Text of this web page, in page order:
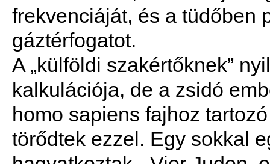
frekvenciáját, és a tüdőben
gáztérfogatot.
A „külföldi szakértőknek”
kalkulációja, de a zsidó
homo sapiens fajhoz
törődtek ezzel. Egy sokkal